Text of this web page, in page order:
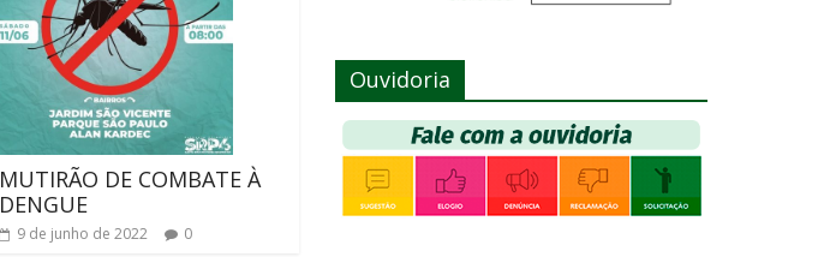
MUTIRÃO DE COMBATE À
DENGUE
9 de junho de 2022 0
Ouvidoria